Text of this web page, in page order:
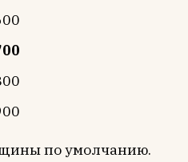
по умолчанию.